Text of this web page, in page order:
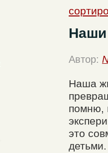
Наши
Автор:
Наша
помню,
это
детьми.